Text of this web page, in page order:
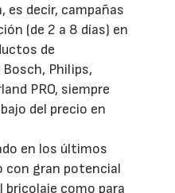
es decir, campañas
(de 2 a 8 días) en
de
Philips,
PRO, siempre
del precio en
en los últimos
con gran potencial
como para